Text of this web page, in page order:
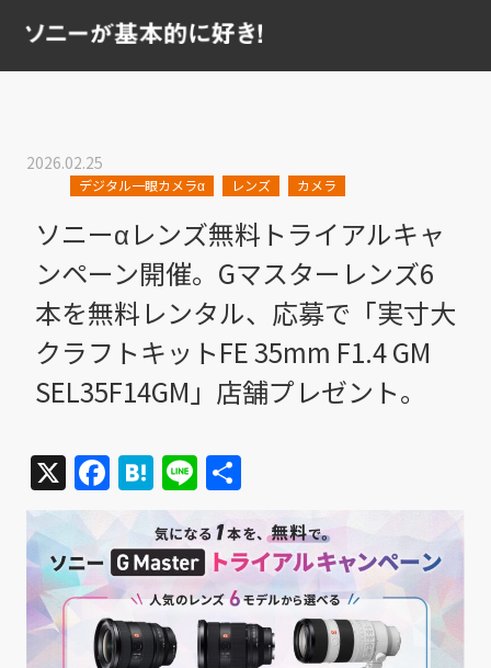
2026.02.25
デジタル一眼カメラα レンズ カメラ
ソニーαレンズ無料トライアルキャ
ンペーン開催。Gマスターレンズ6
本を無料レンタル、応募で「実寸大
クラフトキットFE 35mm F1.4 GM
SEL35F14GM」店舗プレゼント。
X Facebook
Hatena
Line
有